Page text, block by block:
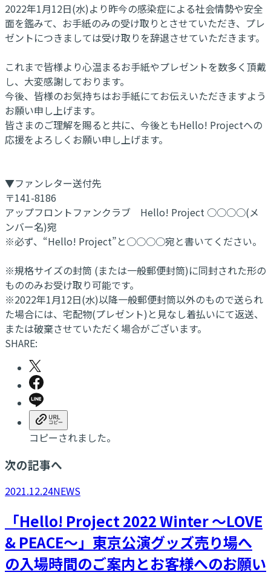
2022年1月12日(水)より昨今の感染症による社会情勢や安全
面を鑑みて、お手紙のみの受け取りとさせていただき、プレ
ゼントにつきましては受け取りを辞退させていただきます。
これまで皆様より心温まるお手紙やプレゼントを数多く頂戴
し、大変感謝しております。
今後、皆様のお気持ちはお手紙にてお伝えいただきますよう
お願い申し上げます。
皆さまのご理解を賜ると共に、今後ともHello! Projectへの
応援をよろしくお願い申し上げます。
▼ファンレター送付先
〒141-8186
アップフロントファンクラブ Hello! Project ○○○○(メ
ンバー名)宛
※必ず、“Hello! Project”と○○○○宛と書いてください。
※規格サイズの封筒 (または一般郵便封筒)に同封された形の
もののみお受け取り可能です。
※2022年1月12日(水)以降一般郵便封筒以外のもので送られ
た場合には、宅配物(プレゼント)と見なし着払いにて返送、
または破棄させていただく場合がございます。
SHARE:
コピーされました。
次の記事へ
2021.12.24NEWS
「Hello! Project 2022 Winter ～LOVE
& PEACE～」東京公演グッズ売り場へ
の入場時間のご案内とお客様へのお願い